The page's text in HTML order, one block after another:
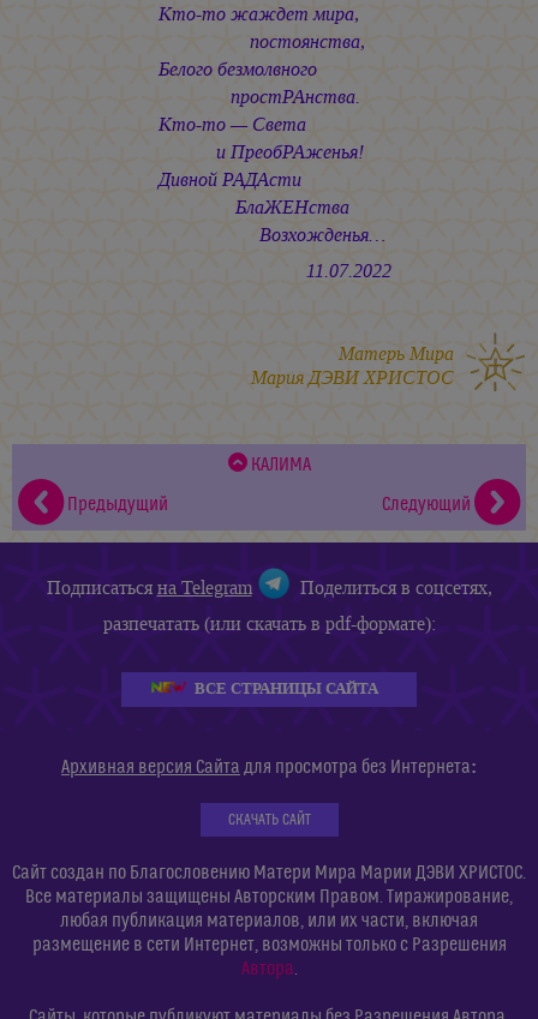
Кто-то жаждет мира,
постоянства,
Белого безмолвного
простРАнства.
Кто-то — Света
и ПреобРАженья!
Дивной РАДАсти
БлаЖЕНства
Возхожденья…
11.07.2022
Матерь Мира
Мария ДЭВИ ХРИСТОС
КАЛИМА
Предыдущий
Следующий
Подписатьсяна Telegram
Поделиться в соцсетях,
разпечатать (или скачать в pdf-формате):
ВСЕ СТРАНИЦЫ САЙТА
Архивная версия Сайта для просмотра без Интернета:
СКАЧАТЬ САЙТ
Сайт создан по Благословению Матери Мира Марии ДЭВИ ХРИСТОС.
Все материалы защищены Авторским Правом. Тиражирование,
любая публикация материалов, или их части, включая
размещение в сети Интернет, возможны только с Разрешения
Автора.